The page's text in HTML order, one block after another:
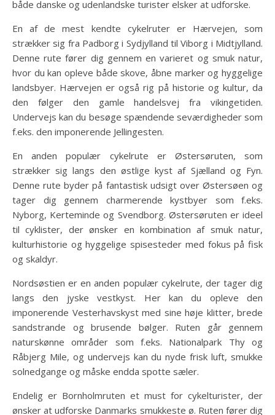
både danske og udenlandske turister elsker at udforske.
En af de mest kendte cykelruter er Hærvejen, som
strækker sig fra Padborg i Sydjylland til Viborg i Midtjylland.
Denne rute fører dig gennem en varieret og smuk natur,
hvor du kan opleve både skove, åbne marker og hyggelige
landsbyer. Hærvejen er også rig på historie og kultur, da
den følger den gamle handelsvej fra vikingetiden.
Undervejs kan du besøge spændende seværdigheder som
f.eks. den imponerende Jellingesten.
En anden populær cykelrute er Østersøruten, som
strækker sig langs den østlige kyst af Sjælland og Fyn.
Denne rute byder på fantastisk udsigt over Østersøen og
tager dig gennem charmerende kystbyer som f.eks.
Nyborg, Kerteminde og Svendborg. Østersøruten er ideel
til cyklister, der ønsker en kombination af smuk natur,
kulturhistorie og hyggelige spisesteder med fokus på fisk
og skaldyr.
Nordsøstien er en anden populær cykelrute, der tager dig
langs den jyske vestkyst. Her kan du opleve den
imponerende Vesterhavskyst med sine høje klitter, brede
sandstrande og brusende bølger. Ruten går gennem
naturskønne områder som f.eks. Nationalpark Thy og
Råbjerg Mile, og undervejs kan du nyde frisk luft, smukke
solnedgange og måske endda spotte sæler.
Endelig er Bornholmruten et must for cykelturister, der
ønsker at udforske Danmarks smukkeste ø. Ruten fører dig